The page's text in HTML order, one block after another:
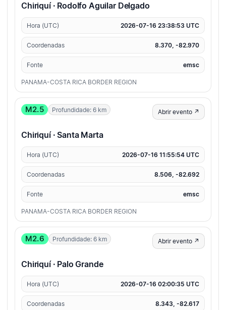
Chiriquí · Rodolfo Aguilar Delgado
Hora (UTC) 2026-07-16 23:38:53 UTC
Coordenadas 8.370, -82.970
Fonte emsc
PANAMA-COSTA RICA BORDER REGION
M2.5 Profundidade: 6 km Abrir evento ↗
Chiriquí · Santa Marta
Hora (UTC) 2026-07-16 11:55:54 UTC
Coordenadas 8.506, -82.692
Fonte emsc
PANAMA-COSTA RICA BORDER REGION
M2.6 Profundidade: 6 km Abrir evento ↗
Chiriquí · Palo Grande
Hora (UTC) 2026-07-16 02:00:35 UTC
Coordenadas 8.343, -82.617